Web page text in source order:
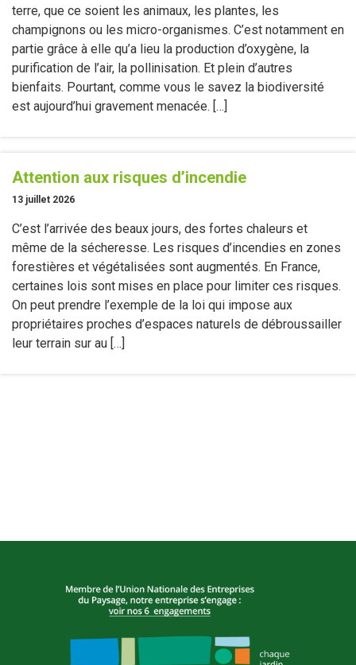
terre, que ce soient les animaux, les plantes, les
champignons ou les micro-organismes. C’est notamment en
partie grâce à elle qu’a lieu la production d’oxygène, la
purification de l’air, la pollinisation. Et plein d’autres
bienfaits. Pourtant, comme vous le savez la biodiversité
est aujourd’hui gravement menacée. […]
Attention aux risques d’incendie
13 juillet 2026
C’est l’arrivée des beaux jours, des fortes chaleurs et
même de la sécheresse. Les risques d’incendies en zones
forestières et végétalisées sont augmentés. En France,
certaines lois sont mises en place pour limiter ces risques.
On peut prendre l’exemple de la loi qui impose aux
propriétaires proches d’espaces naturels de débroussailler
leur terrain sur au […]